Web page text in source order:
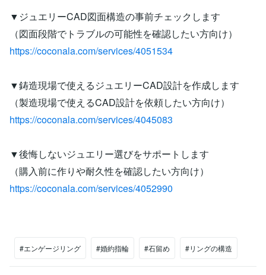
▼ジュエリーCAD図面構造の事前チェックします
（図面段階でトラブルの可能性を確認したい方向け）
https://coconala.com/services/4051534
▼鋳造現場で使えるジュエリーCAD設計を作成します
（製造現場で使えるCAD設計を依頼したい方向け）
https://coconala.com/services/4045083
▼後悔しないジュエリー選びをサポートします
（購入前に作りや耐久性を確認したい方向け）
https://coconala.com/services/4052990
#エンゲージリング #婚約指輪 #石留め #リングの構造